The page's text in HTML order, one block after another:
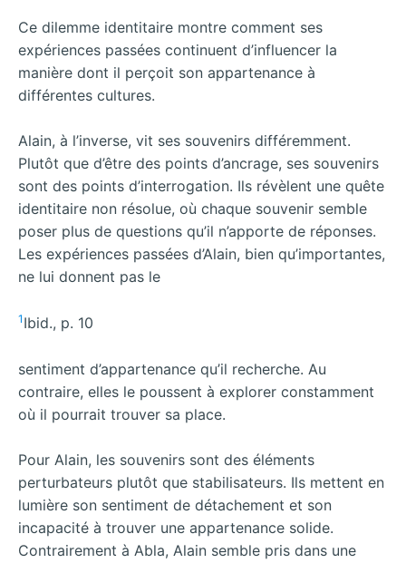
Ce dilemme identitaire montre comment ses
expériences passées continuent d’influencer la
manière dont il perçoit son appartenance à
différentes cultures.
Alain, à l’inverse, vit ses souvenirs différemment.
Plutôt que d’être des points d’ancrage, ses souvenirs
sont des points d’interrogation. Ils révèlent une quête
identitaire non résolue, où chaque souvenir semble
poser plus de questions qu’il n’apporte de réponses.
Les expériences passées d’Alain, bien qu’importantes,
ne lui donnent pas le
1 Ibid., p. 10
sentiment d’appartenance qu’il recherche. Au
contraire, elles le poussent à explorer constamment
où il pourrait trouver sa place.
Pour Alain, les souvenirs sont des éléments
perturbateurs plutôt que stabilisateurs. Ils mettent en
lumière son sentiment de détachement et son
incapacité à trouver une appartenance solide.
Contrairement à Abla, Alain semble pris dans une